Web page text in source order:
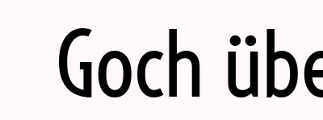
Goch